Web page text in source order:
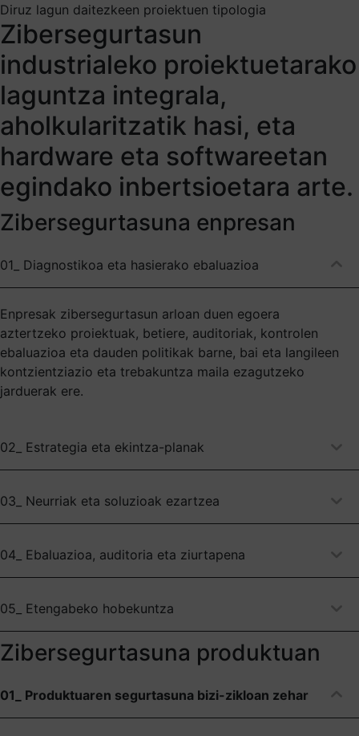
Diruz lagun daitezkeen proiektuen tipologia
Zibersegurtasun
industrialeko proiektuetarako
laguntza integrala,
aholkularitzatik hasi, eta
hardware eta softwareetan
egindako inbertsioetara arte.
Zibersegurtasuna enpresan
01_ Diagnostikoa eta hasierako ebaluazioa
Enpresak zibersegurtasun arloan duen egoera
aztertzeko proiektuak, betiere, auditoriak, kontrolen
ebaluazioa eta dauden politikak barne, bai eta langileen
kontzientziazio eta trebakuntza maila ezagutzeko
jarduerak ere.
02_ Estrategia eta ekintza-planak
03_ Neurriak eta soluzioak ezartzea
04_ Ebaluazioa, auditoria eta ziurtapena
05_ Etengabeko hobekuntza
Zibersegurtasuna produktuan
01_ Produktuaren segurtasuna bizi-zikloan zehar